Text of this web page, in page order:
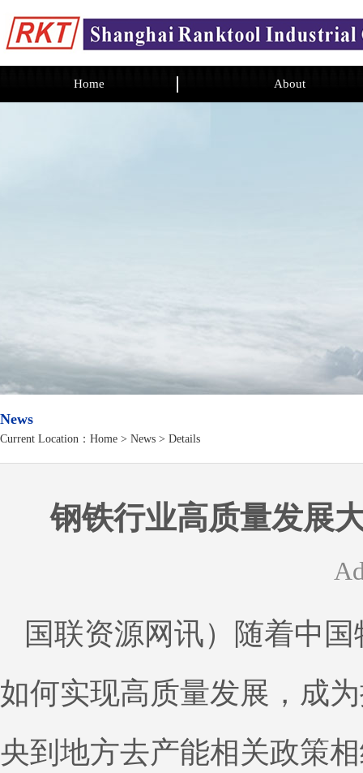
Home About
News
Current Location： Home > News > Details
钢铁行业高质量发展
国联资源网讯）随着中
如何实现高质量发展，成
央到地方去产能相关政策